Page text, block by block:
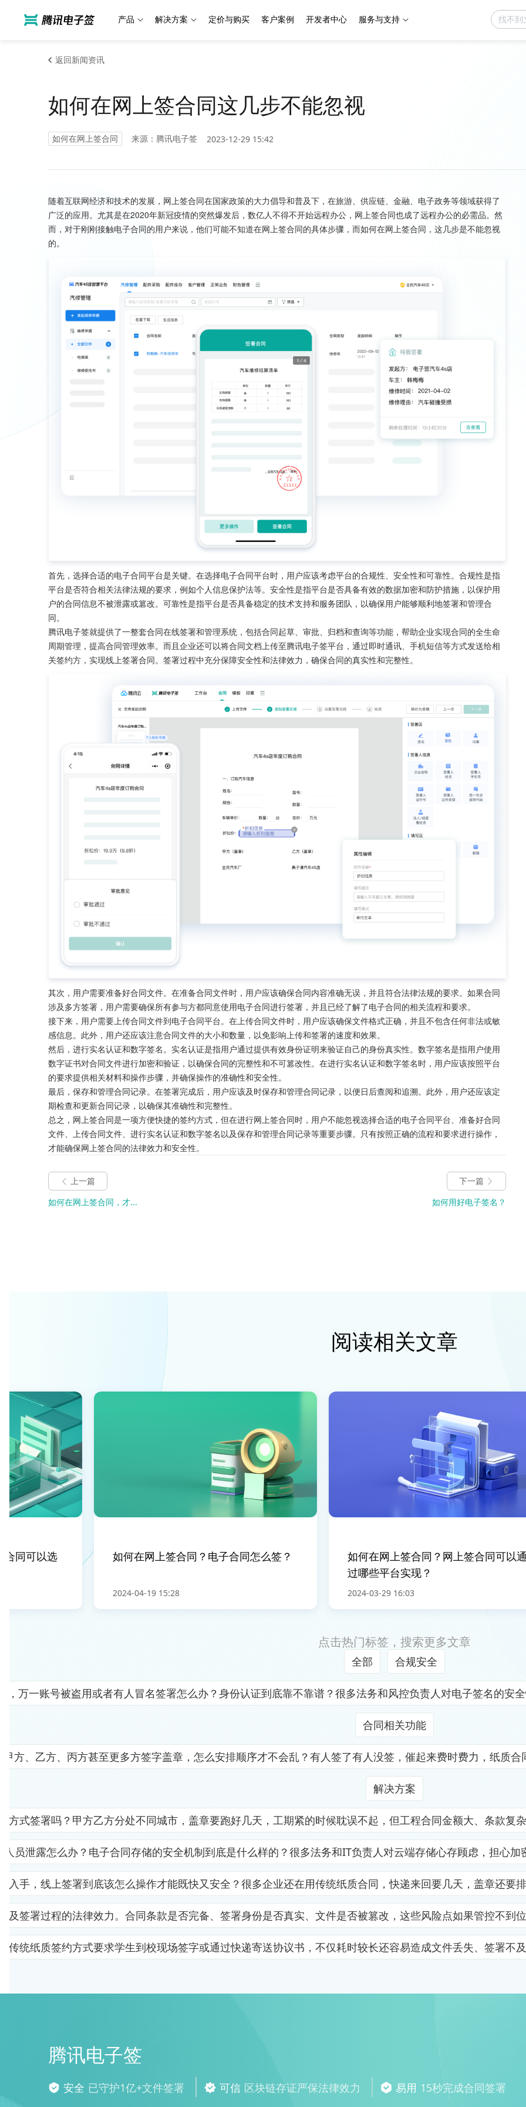
产品 解决方案 定价与购买 客户案例 开发者中心 服务与支持
返回新闻资讯
如何在网上签合同这几步不能忽视
如何在网上签合同 来源：腾讯电子签 2023-12-29 15:42
随着互联网经济和技术的发展，网上签合同在国家政策的大力倡导和普及下，在旅游、供应链、金融、电子政务等领域获得了
广泛的应用。尤其是在2020年新冠疫情的突然爆发后，数亿人不得不开始远程办公，网上签合同也成了远程办公的必需品。然
而，对于刚刚接触电子合同的用户来说，他们可能不知道在网上签合同的具体步骤，而如何在网上签合同，这几步是不能忽视
的。
首先，选择合适的电子合同平台是关键。在选择电子合同平台时，用户应该考虑平台的合规性、安全性和可靠性。合规性是指
平台是否符合相关法律法规的要求，例如个人信息保护法等。安全性是指平台是否具备有效的数据加密和防护措施，以保护用
户的合同信息不被泄露或篡改。可靠性是指平台是否具备稳定的技术支持和服务团队，以确保用户能够顺利地签署和管理合
同。
腾讯电子签就提供了一整套合同在线签署和管理系统，包括合同起草、审批、归档和查询等功能，帮助企业实现合同的全生命
周期管理，提高合同管理效率。而且企业还可以将合同文档上传至腾讯电子签平台，通过即时通讯、手机短信等方式发送给相
关签约方，实现线上签署合同。签署过程中充分保障安全性和法律效力，确保合同的真实性和完整性。
其次，用户需要准备好合同文件。在准备合同文件时，用户应该确保合同内容准确无误，并且符合法律法规的要求。如果合同
涉及多方签署，用户需要确保所有参与方都同意使用电子合同进行签署，并且已经了解了电子合同的相关流程和要求。
接下来，用户需要上传合同文件到电子合同平台。在上传合同文件时，用户应该确保文件格式正确，并且不包含任何非法或敏
感信息。此外，用户还应该注意合同文件的大小和数量，以免影响上传和签署的速度和效果。
然后，进行实名认证和数字签名。实名认证是指用户通过提供有效身份证明来验证自己的身份真实性。数字签名是指用户使用
数字证书对合同文件进行加密和验证，以确保合同的完整性和不可篡改性。在进行实名认证和数字签名时，用户应该按照平台
的要求提供相关材料和操作步骤，并确保操作的准确性和安全性。
最后，保存和管理合同记录。在签署完成后，用户应该及时保存和管理合同记录，以便日后查阅和追溯。此外，用户还应该定
期检查和更新合同记录，以确保其准确性和完整性。
总之，网上签合同是一项方便快捷的签约方式，但在进行网上签合同时，用户不能忽视选择合适的电子合同平台、准备好合同
文件、上传合同文件、进行实名认证和数字签名以及保存和管理合同记录等重要步骤。只有按照正确的流程和要求进行操作，
才能确保网上签合同的法律效力和安全性。
上一篇
如何在网上签合同，才...
下一篇
如何用好电子签名？
阅读相关文章
可以选 如何在网上签合同？电子合同怎么签？
2024-04-19 15:28
如何在网上签合同？网上签合同可以通
过哪些平台实现？
2024-03-29 16:03
点击热门标签，搜索更多文章
全部 合规安全
万一账号被盗用或者有人冒名签署怎么办？身份认证到底靠不靠谱？很多法务和风控负责人对电子签名的
合同相关功能
方、乙方、丙方甚至更多方签字盖章，怎么安排顺序才不会乱？有人签了有人没签，催起来费时费力，纸质
解决方案
方式签署吗？甲方乙方分处不同城市，盖章要跑好几天，工期紧的时候耽误不起，但工程合同金额大、条款
员泄露怎么办？电子合同存储的安全机制到底是什么样的？很多法务和IT负责人对云端存储心存顾虑，担
入手，线上签署到底该怎么操作才能既快又安全？很多企业还在用传统纸质合同，快递来回要几天，盖章还
签署过程的法律效力。合同条款是否完备、签署身份是否真实、文件是否被篡改，这些风险点如果管控不
统纸质签约方式要求学生到校现场签字或通过快递寄送协议书，不仅耗时较长还容易造成文件丢失、签署
腾讯电子签
安全 已守护1亿+文件签署 可信 区块链存证严保法律效力 易用 15秒完成合同签署